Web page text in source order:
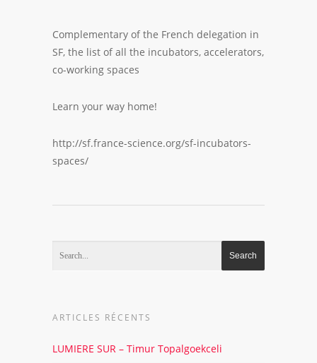
Complementary of the French delegation in
SF, the list of all the incubators, accelerators,
co-working spaces
Learn your way home!
http://sf.france-science.org/sf-incubators-
spaces/
ARTICLES RÉCENTS
LUMIERE SUR – Timur Topalgoekceli